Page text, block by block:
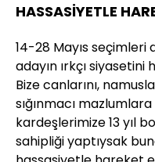
HASSASİYETLE
14-28 Mayıs seçimleri
adayın ırkçı siyasetini
Bize canlarını,
sığınmacı mazlumlara
kardeşlerimize 13 yıl
sahipliği yaptıysak